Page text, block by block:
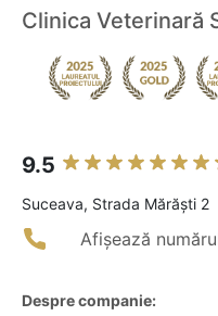
Clinica Veterinară
9.5
Suceava, Strada Mărăști 2
Afișează
Despre companie: